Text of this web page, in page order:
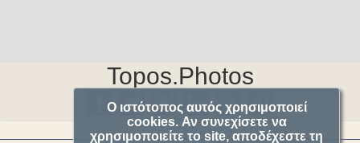
Topos.Photos
Ο ιστότοπος αυτός χρησιμοποιεί
cookies. Αν συνεχίσετε να
χρησιμοποιείτε το site, αποδέχεστε τη